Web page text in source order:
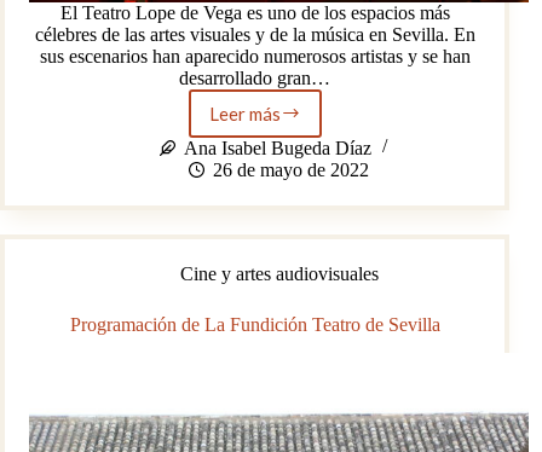
El Teatro Lope de Vega es uno de los espacios más
célebres de las artes visuales y de la música en Sevilla. En
sus escenarios han aparecido numerosos artistas y se han
desarrollado gran…
Leer másProgramación
del
Teatro
Lope
de
Vega
Ana Isabel Bugeda Díaz
26 de mayo de 2022
Cine y artes audiovisuales
Programación de La Fundición Teatro de Sevilla